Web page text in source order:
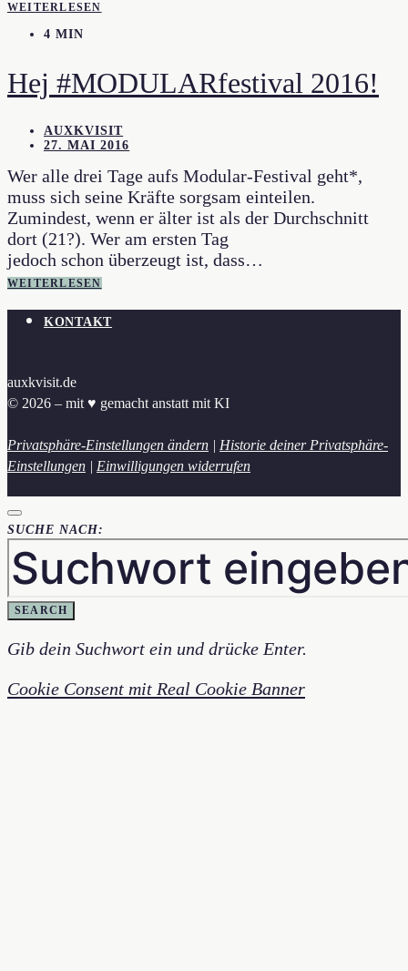
WEITERLESEN
4 MIN
Hej #MODULARfestival 2016!
AUXKVISIT
27. MAI 2016
Wer alle drei Tage aufs Modular-Festival geht*,
muss sich seine Kräfte sorgsam einteilen.
Zumindest, wenn er älter ist als der Durchschnitt
dort (21?). Wer am ersten Tag
jedoch schon überzeugt ist, dass…
WEITERLESEN
KONTAKT
auxkvisit.de
© 2026 – mit ♥︎ gemacht anstatt mit KI
Privatsphäre-Einstellungen ändern | Historie deiner Privatsphäre-
Einstellungen | Einwilligungen widerrufen
SUCHE NACH:
SEARCH
Gib dein Suchwort ein und drücke Enter.
Cookie Consent mit Real Cookie Banner